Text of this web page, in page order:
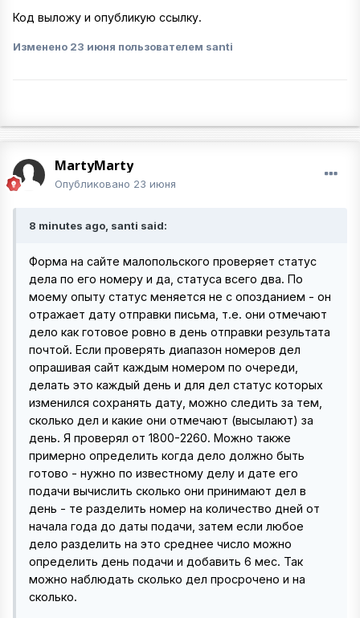
Код выложу и опубликую ссылку.
Изменено 23 июня пользователем santi
MartyMarty
Опубликовано 23 июня
8 minutes ago, santi said:
Форма на сайте малопольского проверяет статус
дела по его номеру и да, статуса всего два. По
моему опыту статус меняется не с опозданием - он
отражает дату отправки письма, т.е. они отмечают
дело как готовое ровно в день отправки результата
почтой. Если проверять диапазон номеров дел
опрашивая сайт каждым номером по очереди,
делать это каждый день и для дел статус которых
изменился сохранять дату, можно следить за тем,
сколько дел и какие они отмечают (высылают) за
день. Я проверял от 1800-2260. Можно также
примерно определить когда дело должно быть
готово - нужно по известному делу и дате его
подачи вычислить сколько они принимают дел в
день - те разделить номер на количество дней от
начала года до даты подачи, затем если любое
дело разделить на это среднее число можно
определить день подачи и добавить 6 мес. Так
можно наблюдать сколько дел просрочено и на
сколько.